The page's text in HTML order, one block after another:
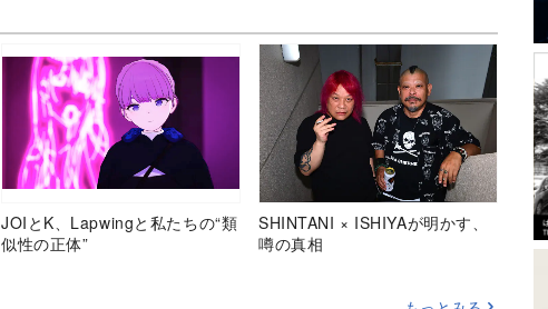
JOIとK、Lapwingと私たちの“類
似性の正体”
SHINTANI × ISHIYAが明かす、
噂の真相